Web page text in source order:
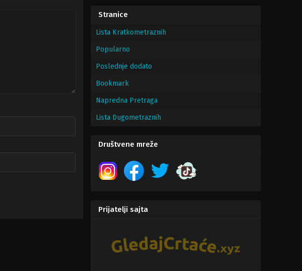
Stranice
Lista Kratkometraznih
Popularno
Poslednje dodato
Bookmark
Napredna Pretraga
Lista Dugometraznih
Društvene mreže
Prijatelji sajta